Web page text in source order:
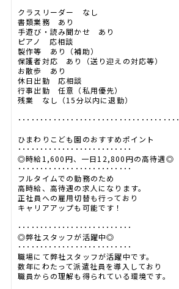
クラスリーダー なし
書類業務 あり
手遊び・読み聞かせ あり
ピアノ 応相談
製作等 あり（補助）
保護者対応 あり（送り迎えの対応等）
お散歩 あり
休日出勤 応相談
行事出勤 任意（私用優先）
残業 なし（15分以内に退勤）
･････････････････････････････････････
ひまわりこども園のおすすめポイント
･･････････････････････････
◎時給1,600円、一日12,800円の高待遇◎
･･････････････････････････
フルタイムでの勤務のため
高時給、高待遇の求人になります。
正社員への雇用切替も行っており
キャリアアップも可能です！
･･････････････････････････
◎弊社スタッフが活躍中◎
･･････････････････････････
職場にて弊社スタッフが活躍中です。
数年にわたって派遣社員を導入しており
職員からの理解も得られている環境です。